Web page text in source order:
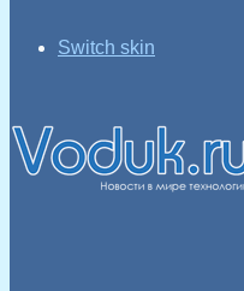
Switch skin